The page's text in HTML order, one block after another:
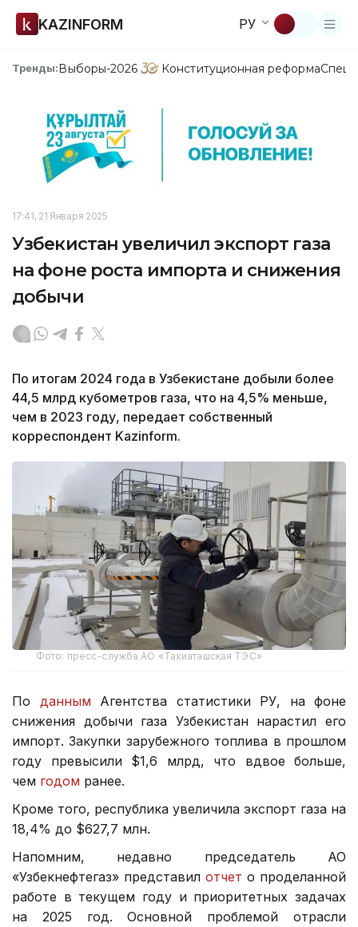
KAZINFORM РУ
Тренды:Выборы-2026 Конституционная реформа
17:41, 21 Января 2025
Узбекистан увеличил экспорт газа
на фоне роста импорта и снижения
добычи
По итогам 2024 года в Узбекистане добыли более
44,5 млрд кубометров газа, что на 4,5% меньше,
чем в 2023 году, передает собственный
корреспондент Kazinform.
Фото: пресс-служба АО «Тахиаташская ТЭС»
По даннымАгентства статистики РУ, на фоне
снижения добычи газа Узбекистан нарастил его
импорт. Закупки зарубежного топлива в прошлом
году превысили $1,6 млрд, что вдвое больше,
чем годом ранее.
Кроме того, республика увеличила экспорт газа на
18,4% до $627,7 млн.
Напомним, недавно председатель АО
«Узбекнефтегаз» представил отчет о проделанной
работе в текущем году и приоритетных задачах
на 2025 год. Основной проблемой отрасли